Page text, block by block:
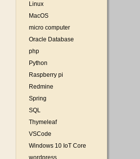
Linux
MacOS
micro computer
Oracle Database
php
Python
Raspberry pi
Redmine
Spring
SQL
Thymeleaf
VSCode
Windows 10 IoT Core
wordpress